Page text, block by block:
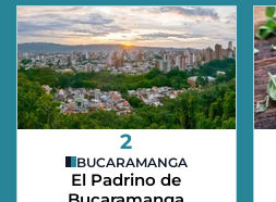
2
BUCARAMANGA
El Padrino de